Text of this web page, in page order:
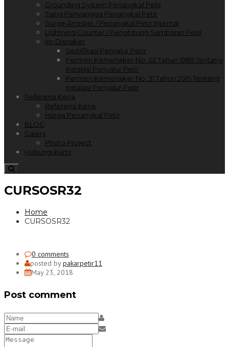
Grounding System Penangkal Petir
Tiang Penyangga Penangkal Petir
Surge Arrester / Penangkal Petir Internal
Lightning Counter / Penghitung Sambaran Petir
Ijin Disnaker
Sertifikasi Penyalur Petir
Permen Kemenaker No. 02 Tahun 1989 Tentang
Instalasi Penyalur Petir
Permen Kemenaker No. 31 Tahun 2015 Tentang
Instalasi Penyalur Petir
Referensi Kerja
Referensi Kerja
Harga Penangkal Petir
BLOG
Galery
Photo Project
Hubungi Kami
CURSOSR32
Home
CURSOSR32
0 comments
posted bypakarpetir11
May 23, 2018
Post comment